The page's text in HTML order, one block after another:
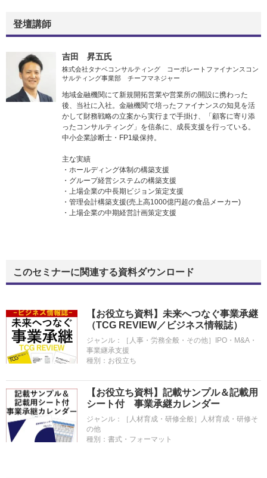
登壇講師
吉田 昇五氏
株式会社タナベコンサルティング コーポレートファイナンスコン
サルティング事業部 チーフマネジャー
地域金融機関にて新規開拓営業や営業所の開設に携わった
後、当社に入社。金融機関で培ったファイナンスの知見を活
かして財務戦略の立案から実行まで手掛け、「顧客に寄り添
ったコンサルティング」を信条に、成長支援を行っている。
中小企業診断士・FP1級保持。
主な実績
・ホールディング体制の構築支援
・グループ経営システムの構築支援
・上場企業の中長期ビジョン策定支援
・管理会計構築支援(売上高1000億円超の食品メーカー)
・上場企業の中期経営計画策定支援
このセミナーに関連する資料ダウンロード
【お役立ち資料】未来へつなぐ事業承継
（TCG REVIEW／ビジネス情報誌）
ジャンル：
［人事・労務全般・その他］IPO・M&A・
事業継承支援
種別： お役立ち
【お役立ち資料】記載サンプル＆記載用
シート付 事業承継カレンダー
ジャンル：
［人材育成・研修全般］人材育成・研修そ
の他
種別： 書式・フォーマット